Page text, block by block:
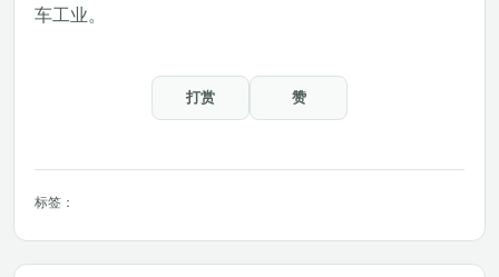
车工业。
打赏 赞
标签：